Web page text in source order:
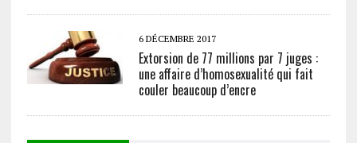
6 DÉCEMBRE 2017
Extorsion de 77 millions par 7 juges :
une affaire d’homosexualité qui fait
couler beaucoup d’encre